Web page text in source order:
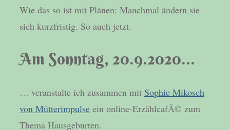
Wie das so ist mit Plänen: Manchmal ändern sie
sich kurzfristig. So auch jetzt.
Am Sonntag, 20.9.2020…
… veranstalte ich zusammen mit Sophie Mikosch
von Mütterimpulse ein online-ErzählcafÃ© zum
Thema Hausgeburten.